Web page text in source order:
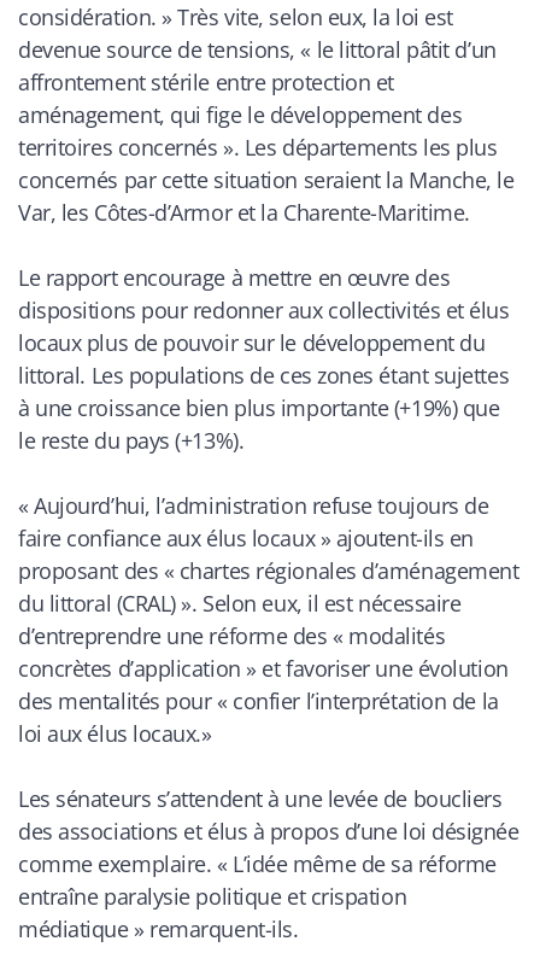
considération. » Très vite, selon eux, la loi est
devenue source de tensions, « le littoral pâtit d’un
affrontement stérile entre protection et
aménagement, qui fige le développement des
territoires concernés ». Les départements les plus
concernés par cette situation seraient la Manche, le
Var, les Côtes-d’Armor et la Charente-Maritime.
Le rapport encourage à mettre en œuvre des
dispositions pour redonner aux collectivités et élus
locaux plus de pouvoir sur le développement du
littoral. Les populations de ces zones étant sujettes
à une croissance bien plus importante (+19%) que
le reste du pays (+13%).
« Aujourd’hui, l’administration refuse toujours de
faire confiance aux élus locaux» ajoutent-ils en
proposant des « chartes régionales d’aménagement
du littoral (CRAL)». Selon eux, il est nécessaire
d’entreprendre une réforme des « modalités
concrètes d’application » et favoriser une évolution
des mentalités pour « confier l’interprétation de la
loi aux élus locaux.»
Les sénateurs s’attendent à une levée de boucliers
des associations et élus à propos d’une loi désignée
comme exemplaire. « L’idée même de sa réforme
entraîne paralysie politique et crispation
médiatique» remarquent-ils.